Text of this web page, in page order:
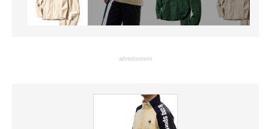
ITエンジニア向け専門サイト
製造業のIT導入・活用を支援
advertisement